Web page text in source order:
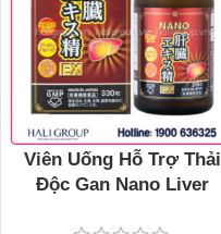
Viên Uống Hỗ Trợ Thải
Độc Gan Nano Liver